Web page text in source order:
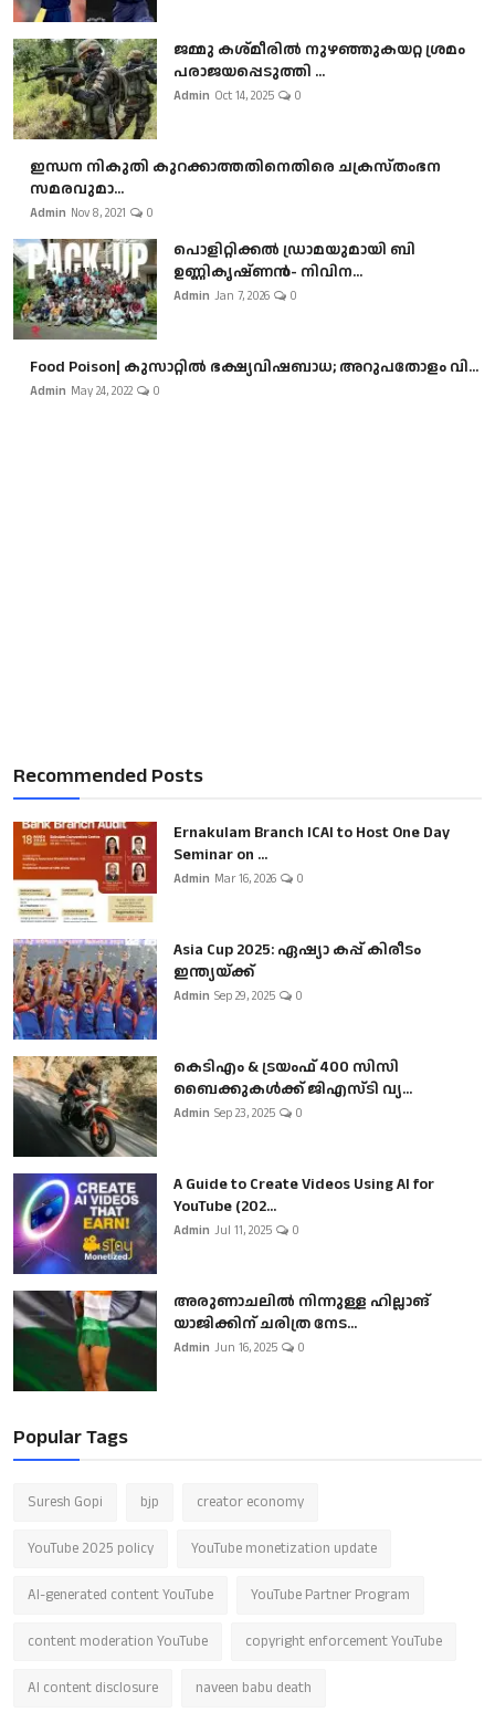
ജമ്മു കശ്മീരിൽ നുഴഞ്ഞുകയറ്റ ശ്രമം
പരാജയപ്പെടുത്തി ...
Admin Oct 14, 2025 0
ഇന്ധന നികുതി കുറക്കാത്തതിനെതിരെ ചക്രസ്തംഭന
സമരവുമാ...
Admin Nov 8, 2021 0
പൊളിറ്റിക്കല്‍ ഡ്രാമയുമായി ബി
ഉണ്ണികൃഷ്ണന്‍- നിവിന...
Admin Jan 7, 2026 0
Food Poison| കുസാറ്റില്‍ ഭക്ഷ്യവിഷബാധ; അറുപതോളം വി...
Admin May 24, 2022 0
Recommended Posts
Ernakulam Branch ICAI to Host One Day
Seminar on ...
Admin Mar 16, 2026 0
Asia Cup 2025: ഏഷ്യാ കപ്പ് കിരീടം
ഇന്ത്യയ്ക്ക്
Admin Sep 29, 2025 0
കെടിഎം & ട്രയംഫ് 400 സിസി
ബൈക്കുകൾക്ക് ജിഎസ്ടി വ്യ...
Admin Sep 23, 2025 0
A Guide to Create Videos Using AI for
YouTube (202...
Admin Jul 11, 2025 0
അരുണാചലിൽ നിന്നുള്ള ഹില്ലാങ്
യാജിക്കിന് ചരിത്ര നേട...
Admin Jun 16, 2025 0
Popular Tags
Suresh Gopi bjp creator economy
YouTube 2025 policy YouTube monetization update
AI-generated content YouTube YouTube Partner Program
content moderation YouTube copyright enforcement YouTube
AI content disclosure naveen babu death